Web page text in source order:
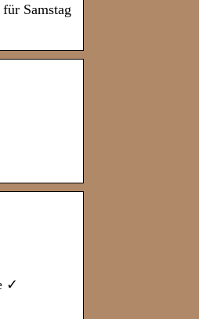
Samstag
✓